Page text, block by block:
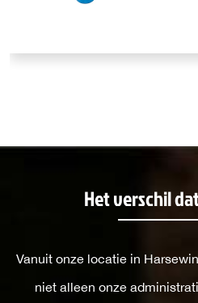
Het verschil
Vanuit onze locatie in
niet alleen onze